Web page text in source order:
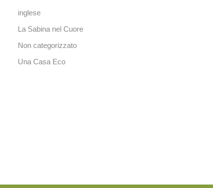
inglese
La Sabina nel Cuore
Non categorizzato
Una Casa Eco